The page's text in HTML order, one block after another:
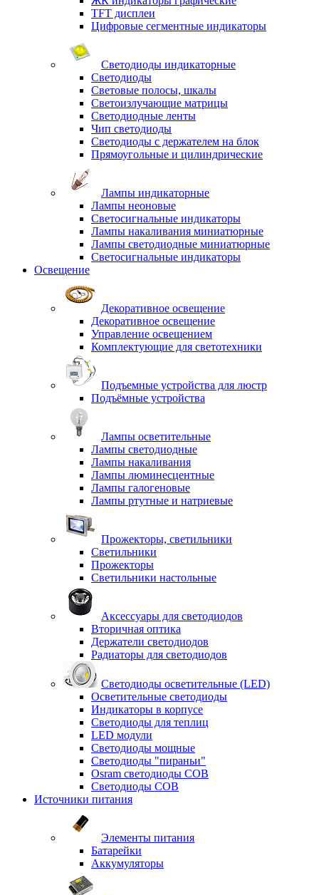
TFT дисплеи
Цифровые сегментные индикаторы
Светодиоды индикаторные
Светодиоды
Световые полосы, шкалы
Светоизлучающие матрицы
Светодиодные ленты
Чип светодиоды
Светодиоды с держателем на блок
Прямоугольные и цилиндрические
Лампы индикаторные
Лампы неоновые
Светосигнальные индикаторы
Лампы накаливания миниатюрные
Лампы светодиодные миниатюрные
Светосигнальные индикаторы
Освещение
Декоративное освещение
Декоративное освещение
Управление освещением
Комплектующие для светотехники
Подъемные устройства для люстр
Подъёмные устройства
Лампы осветительные
Лампы светодиодные
Лампы накаливания
Лампы люминесцентные
Лампы галогеновые
Лампы ртутные и натриевые
Прожекторы, светильники
Светильники
Прожекторы
Светильники настольные
Аксессуары для светодиодов
Вторичная оптика
Держатели светодиодов
Радиаторы для светодиодов
Светодиоды осветительные (LED)
Осветительные светодиоды
Индикаторы в корпусе
Светодиоды для теплиц
LED модули
Светодиоды мощные
Светодиоды "пираньи"
Osram светодиоды COB
Светодиоды COB
Источники питания
Элементы питания
Батарейки
Аккумуляторы